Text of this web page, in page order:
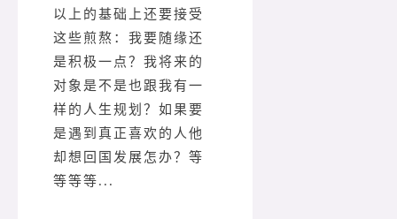
以上的基础上还要接受
这些煎熬：我要随缘还
是积极一点？我将来的
对象是不是也跟我有一
样的人生规划？如果要
是遇到真正喜欢的人他
却想回国发展怎办？等
等等等...